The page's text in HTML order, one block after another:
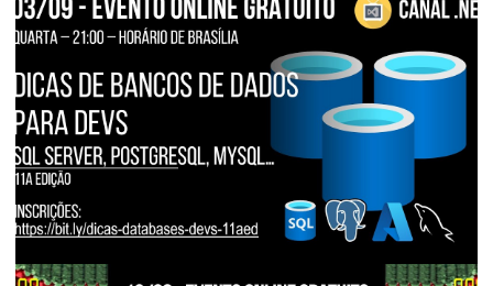
EVENTOS E PALESTRAS
[Live] - FabricCast #1 - Dirceu Resende:
Carrera, Power BI Embedded, Mercado y
Microsoft Fabric
5 de septiembre de 2025 8 min de lectura